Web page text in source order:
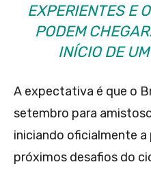
EXPERIENTES E
PODEM
INÍCIO DE
A expectativa é que o
setembro para
iniciando oficialmente a
próximos desafios do